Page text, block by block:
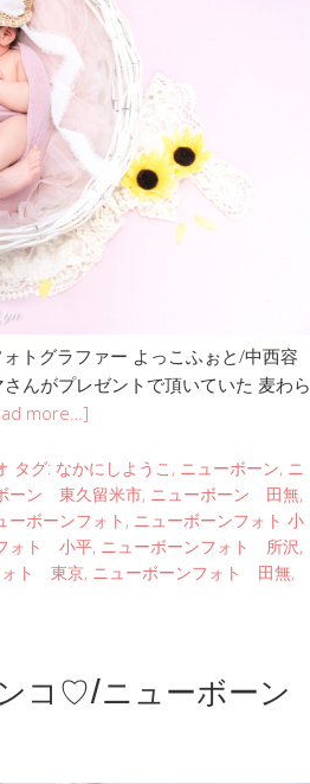
トグラファー よっこふぉと/中西容
んがプレゼントで頂いていた 麦わら
more…]
タグ: なかにしようこ , ニューボーン, ニ
ーン 東久留米市, ニューボーン 田無,
ーボーンフォト , ニューボーンフォト 小
ォト 小平, ニューボーンフォト 所沢,
ォト 東京, ニューボーンフォト 田無,
コ♡/ニューボーン